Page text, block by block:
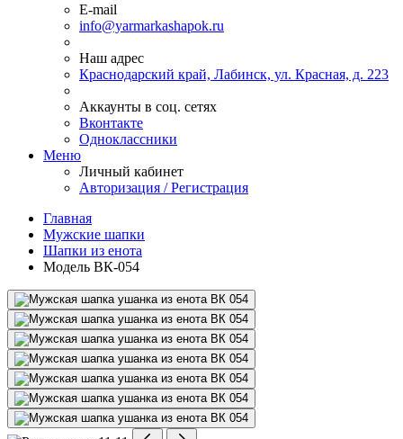
E-mail
info@yarmarkashapok.ru
Наш адрес
Краснодарский край, Лабинск, ул. Красная, д. 223
Аккаунты в соц. сетях
Вконтакте
Одноклассники
Меню
Личный кабинет
Авторизация / Регистрация
Главная
Мужские шапки
Шапки из енота
Модель ВК-054